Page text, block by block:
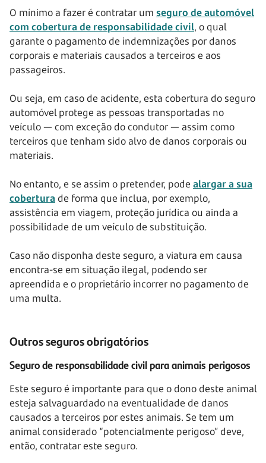
O mínimo a fazer é contratar um seguro de automóvel
com cobertura de responsabilidade civil, o qual
garante o pagamento de indemnizações por danos
corporais e materiais causados a terceiros e aos
passageiros.
Ou seja, em caso de acidente, esta cobertura do seguro
automóvel protege as pessoas transportadas no
veículo — com exceção do condutor — assim como
terceiros que tenham sido alvo de danos corporais ou
materiais.
No entanto, e se assim o pretender, pode alargar a sua
cobertura de forma que inclua, por exemplo,
assistência em viagem, proteção jurídica ou ainda a
possibilidade de um veículo de substituição.
Caso não disponha deste seguro, a viatura em causa
encontra-se em situação ilegal, podendo ser
apreendida e o proprietário incorrer no pagamento de
uma multa.
Outros seguros obrigatórios
Seguro de responsabilidade civil para animais perigosos
Este seguro é importante para que o dono deste animal
esteja salvaguardado na eventualidade de danos
causados a terceiros por estes animais. Se tem um
animal considerado “potencialmente perigoso” deve,
então, contratar este seguro.